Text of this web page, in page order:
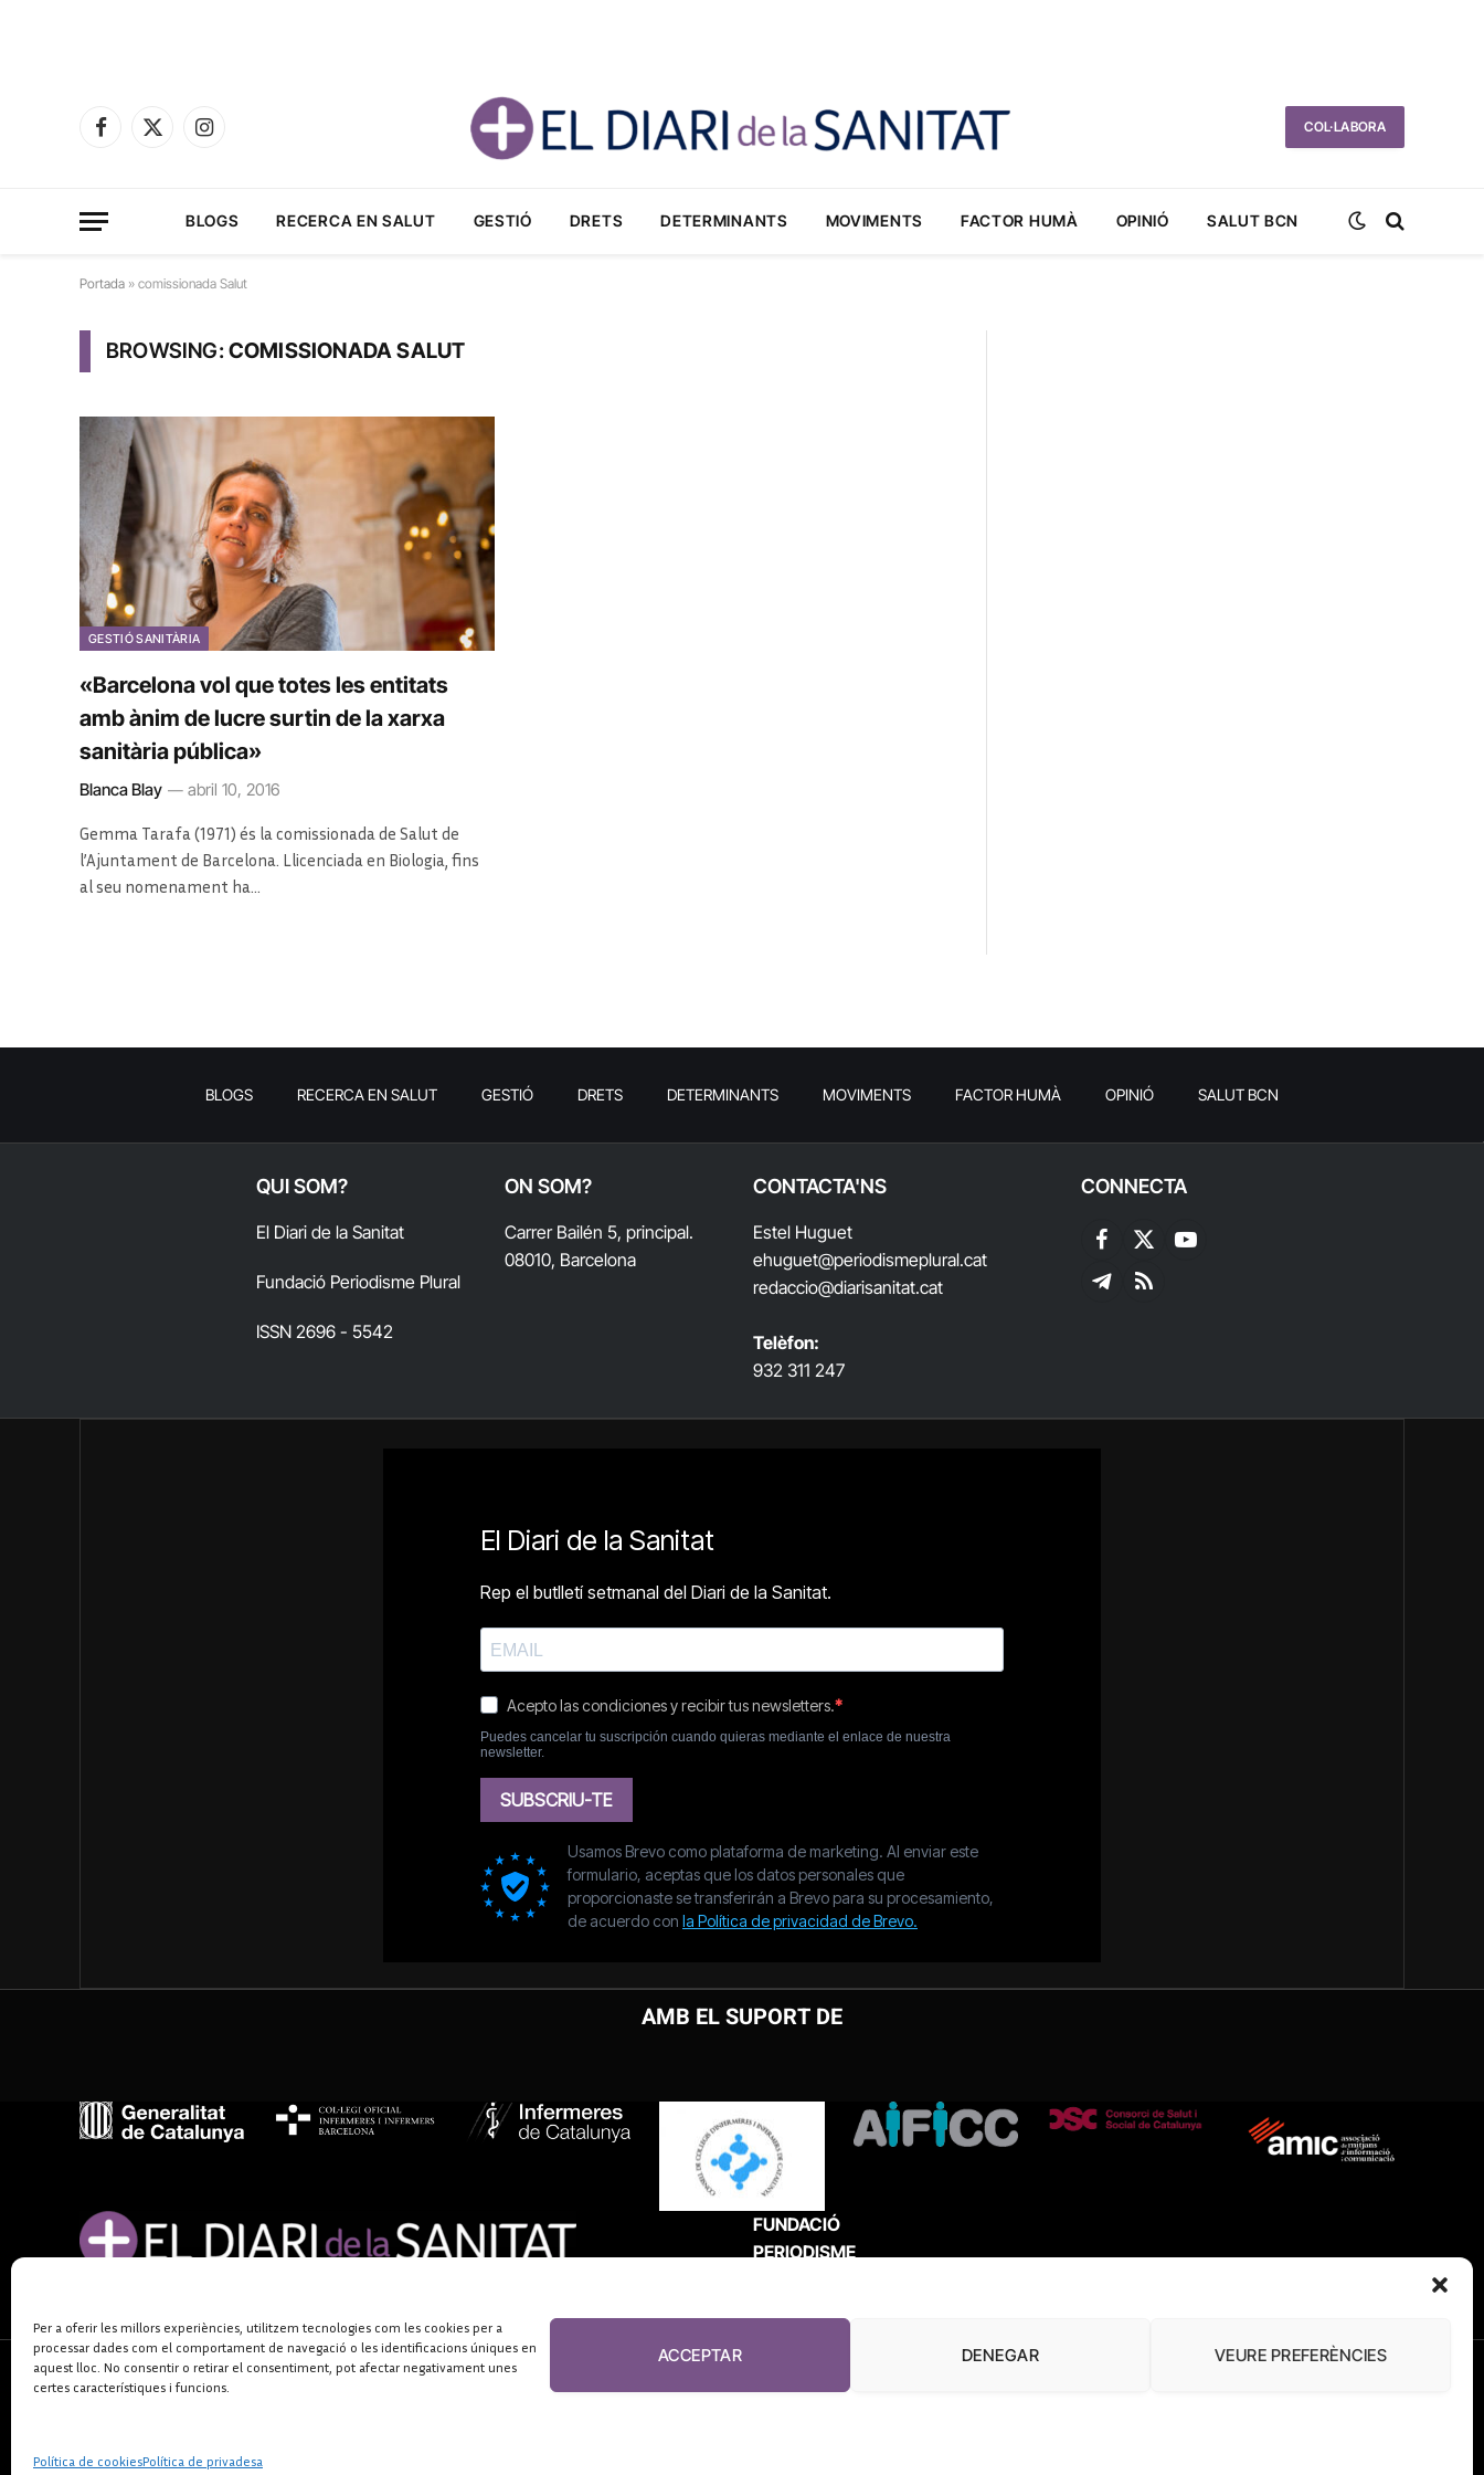
Per a oferir les millors experiències, utilitzem tecnologies com les cookies per a
processar dades com el comportament de navegació o les identificacions úniques en
aquest lloc. No consentir o retirar el consentiment, pot afectar negativament unes
certes característiques i funcions.
ACCEPTAR DENEGAR VEURE PREFERÈNCIES
Política de cookiesPolítica de privadesa
Facebook
X
Instagram
COL·LABORA
BLOGS RECERCA EN SALUT GESTIÓ DRETS DETERMINANTS MOVIMENTS FACTOR HUMÀ OPINIÓ SALUT BCN
Portada » comissionada Salut
BROWSING:COMISSIONADA SALUT
GESTIÓ SANITÀRIA
«Barcelona vol que totes les entitats
amb ànim de lucre surtin de la xarxa
sanitària pública»
Blanca Blay abril 10, 2016
Gemma Tarafa (1971) és la comissionada de Salut de
l’Ajuntament de Barcelona. Llicenciada en Biologia, fins
al seu nomenament ha…
BLOGS RECERCA EN SALUT GESTIÓ DRETS DETERMINANTS MOVIMENTS FACTOR HUMÀ OPINIÓ SALUT BCN
QUI SOM?
El Diari de la Sanitat
Fundació Periodisme Plural
ISSN 2696 - 5542
ON SOM?
Carrer Bailén 5, principal.
08010, Barcelona
CONTACTA'NS
Estel Huguet
ehuguet@periodismeplural.cat
redaccio@diarisanitat.cat
Telèfon:
932 311 247
CONNECTA
Facebook
X
(Twitter)
YouTube
TelegramRSS
AMB EL SUPORT DE
FUNDACIÓ
PERIODISME